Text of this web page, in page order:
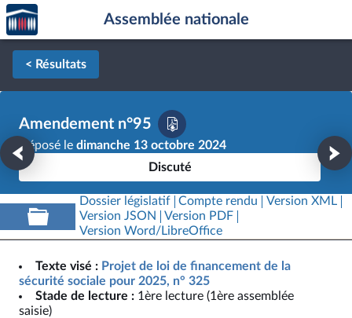
Aller au contenu
Aller en bas de la page
Accèder
à la
page
d'accueil
Assemblée nationale
< Résultats
Amendement n°95
Déposé le dimanche 13 octobre 2024
Discuté
Dossier législatif Compte rendu
Version XML
Version JSON
Version PDF
Version Word/LibreOffice
Texte visé : Projet de loi de financement de la
sécurité sociale pour 2025, n° 325
Stade de lecture : 1ère lecture (1ère assemblée
saisie)